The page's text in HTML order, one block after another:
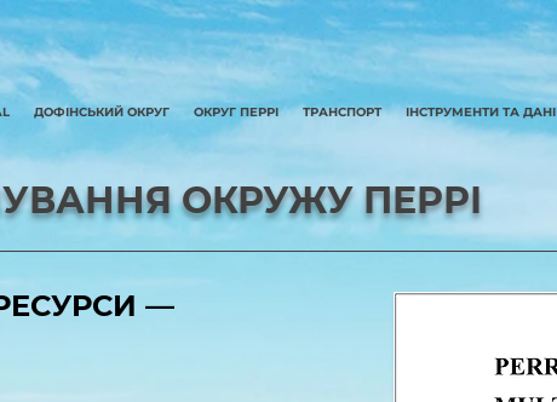
ДОФІНСЬКИЙ ОКРУГ ОКРУГ ПЕРРІ ТРАНСПОРТ ІНСТРУМЕНТИ ТА ДАНІ
ОКРУЖУ ПЕРРІ
––